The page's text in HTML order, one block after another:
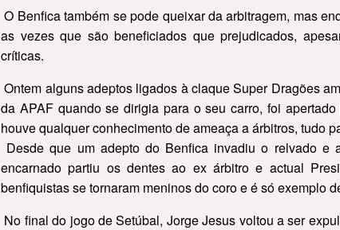
O Benfica também se pode queixar da arbitragem, mas
as vezes que são beneficiados que prejudicados,
críticas.
Ontem alguns adeptos ligados à claque Super Dragões
da APAF quando se dirigia para o seu carro, foi
houve qualquer conhecimento de ameaça a árbitros, tudo
Desde que um adepto do Benfica invadiu o relvado
encarnado partiu os dentes ao ex árbitro e actual
benfiquistas se tornaram meninos do coro e é só exemplo
No final do jogo de Setúbal, Jorge Jesus voltou a ser